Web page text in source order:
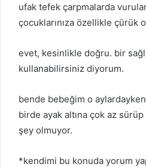
ufak tefek çarpmalarda
çocuklarınıza özellikle çürük
evet, kesinlikle doğru. bir
kullanabilirsiniz diyorum.
bende bebeğim o
birde ayak altına çok az
şey olmuyor.
*kendimi bu konuda yorum